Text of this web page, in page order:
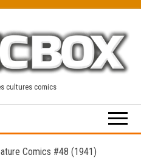
cultures comics
Comics #48 (1941)